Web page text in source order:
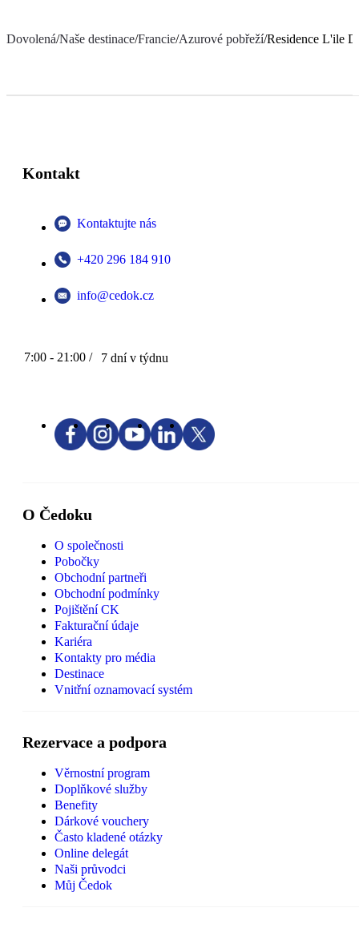
Dovolená/Naše destinace/Francie/Azurové pobřeží/Residence L'ile
Kontakt
Kontaktujte nás
+420 296 184 910
info@cedok.cz
7:00 - 21:00 / 7 dní v týdnu
O Čedoku
O společnosti
Pobočky
Obchodní partneři
Obchodní podmínky
Pojištění CK
Fakturační údaje
Kariéra
Kontakty pro média
Destinace
Vnitřní oznamovací systém
Rezervace a podpora
Věrnostní program
Doplňkové služby
Benefity
Dárkové vouchery
Často kladené otázky
Online delegát
Naši průvodci
Můj Čedok